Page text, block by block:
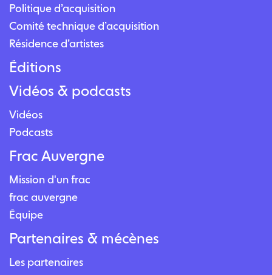
Politique d’acquisition
Comité technique d’acquisition
Résidence d’artistes
Éditions
Vidéos & podcasts
Vidéos
Podcasts
Frac Auvergne
Mission d'un frac
frac auvergne
Équipe
Partenaires & mécènes
Les partenaires